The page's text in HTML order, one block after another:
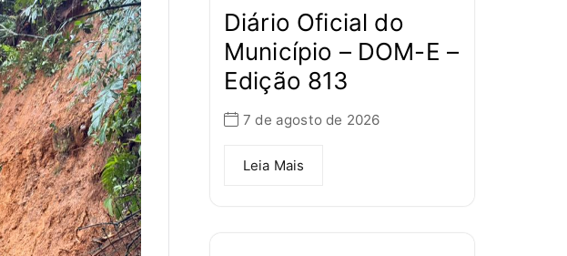
Diário Oficial do
Município – DOM-E –
Edição 813
7 de agosto de 2026
Leia Mais